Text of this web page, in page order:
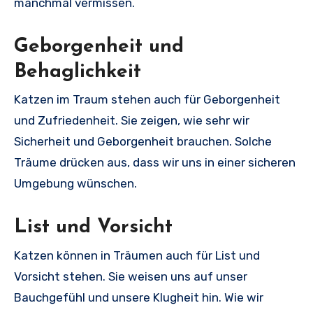
Geborgenheit und
Behaglichkeit
Katzen im Traum stehen auch für Geborgenheit
und Zufriedenheit. Sie zeigen, wie sehr wir
Sicherheit und Geborgenheit brauchen. Solche
Träume drücken aus, dass wir uns in einer sicheren
Umgebung wünschen.
List und Vorsicht
Katzen können in Träumen auch für List und
Vorsicht stehen. Sie weisen uns auf unser
Bauchgefühl und unsere Klugheit hin. Wie wir